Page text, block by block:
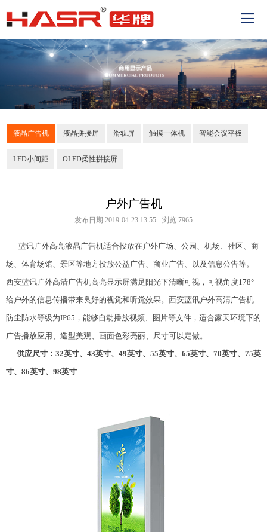
液晶广告机 液晶拼接屏 滑轨屏 触摸一体机 智能会议平板
LED小间距 OLED柔性拼接屏
户外广告机
发布日期:2019-04-23 13:55 浏览:7965
蓝讯户外高亮液晶广告机适合投放在户外广场、公园、机场、社区、商
场、体育场馆、景区等地方投放公益广告、商业广告、以及信息公告等。
西安蓝讯户外高清广告机高亮显示屏满足阳光下清晰可视，可视角度178°
给户外的信息传播带来良好的视觉和听觉效果。西安蓝讯户外高清广告机
防尘防水等级为IP65，能够自动播放视频、图片等文件，适合露天环境下的
广告播放应用、造型美观、画面色彩亮丽、尺寸可以定做。
供应尺寸：32英寸、43英寸、49英寸、55英寸、65英寸、70英寸、75英
寸、86英寸、98英寸